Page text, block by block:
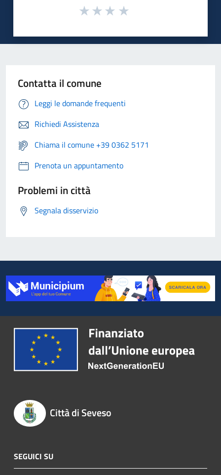
Contatta il comune
Leggi le domande frequenti
Richiedi Assistenza
Chiama il comune +39 0362 5171
Prenota un appuntamento
Problemi in città
Segnala disservizio
Città di Seveso
SEGUICI SU